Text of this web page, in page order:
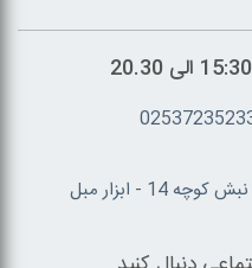
آدرس : قم - بلوار شهید دل آذر - نبش کوچه 14 - ابزار مبل